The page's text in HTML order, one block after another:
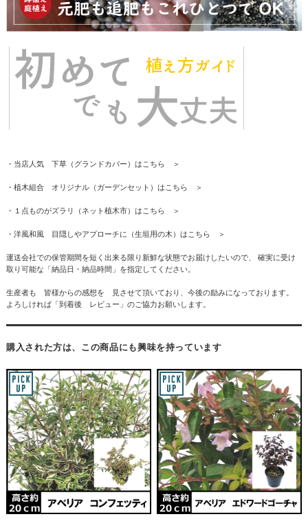
・当店人気 下草（グランドカバー）はこちら ＞
・植木組合 オリジナル（ガーデンセット）はこちら ＞
・１点ものがズラリ（ネット植木市）はこちら ＞
・洋風和風 目隠しやアプローチに（生垣用の木）はこちら ＞
運送会社での保管期間を短く出来る限り新鮮な状態でお届けしたいので、 確実に受け
取り可能な「納品日・納品時間」を指定してください。
生産者も 皆様からの感想を 見させて頂いており、今後の励みになっております。
よろしければ「到着後 レビュー」のご協力お願いします。
購入された方は、この商品にも興味を持っています